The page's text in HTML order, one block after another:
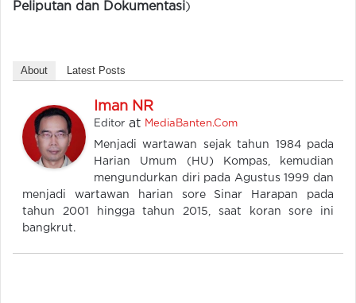
Peliputan dan Dokumentasi)
About Latest Posts
Iman NR
Editor at MediaBanten.Com
Menjadi wartawan sejak tahun 1984 pada
Harian Umum (HU) Kompas, kemudian
mengundurkan diri pada Agustus 1999 dan
menjadi wartawan harian sore Sinar Harapan pada
tahun 2001 hingga tahun 2015, saat koran sore ini
bangkrut.